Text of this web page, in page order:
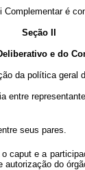
é
Seção II
e do
da política geral
seus pares.
e a
do